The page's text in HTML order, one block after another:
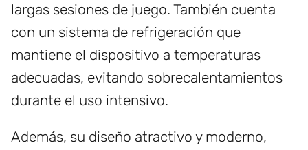
largas sesiones de juego. También cuenta
con un sistema de refrigeración que
mantiene el dispositivo a temperaturas
adecuadas, evitando sobrecalentamientos
durante el uso intensivo.
Además, su diseño atractivo y moderno,